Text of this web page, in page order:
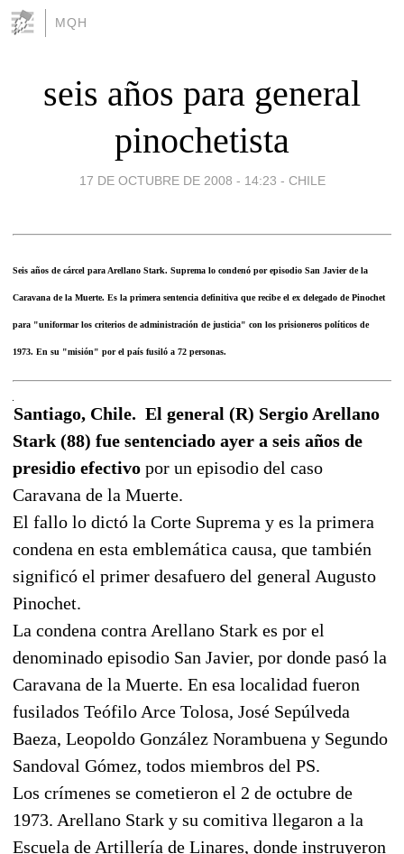
MQH
seis años para general
pinochetista
17 DE OCTUBRE DE 2008 - 14:23 - CHILE
Seis años de cárcel para Arellano Stark. Suprema lo condenó por episodio San Javier de la
Caravana de la Muerte. Es la primera sentencia definitiva que recibe el ex delegado de Pinochet
para "uniformar los criterios de administración de justicia" con los prisioneros políticos de
1973. En su "misión" por el país fusiló a 72 personas.
Santiago, Chile. El general (R) Sergio Arellano
Stark (88) fue sentenciado ayer a seis años de
presidio efectivo por un episodio del caso
Caravana de la Muerte.
El fallo lo dictó la Corte Suprema y es la primera
condena en esta emblemática causa, que también
significó el primer desafuero del general Augusto
Pinochet.
La condena contra Arellano Stark es por el
denominado episodio San Javier, por donde pasó la
Caravana de la Muerte. En esa localidad fueron
fusilados Teófilo Arce Tolosa, José Sepúlveda
Baeza, Leopoldo González Norambuena y Segundo
Sandoval Gómez, todos miembros del PS.
Los crímenes se cometieron el 2 de octubre de
1973. Arellano Stark y su comitiva llegaron a la
Escuela de Artillería de Linares, donde instruyeron